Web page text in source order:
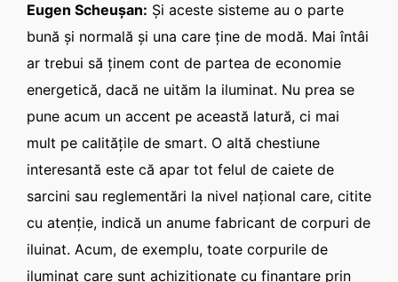
Eugen Scheuşan: Şi aceste sisteme au o parte
bună şi normală şi una care ţine de modă. Mai întâi
ar trebui să ţinem cont de partea de economie
energetică, dacă ne uităm la iluminat. Nu prea se
pune acum un accent pe această latură, ci mai
mult pe calităţile de smart. O altă chestiune
interesantă este că apar tot felul de caiete de
sarcini sau reglementări la nivel naţional care, citite
cu atenţie, indică un anume fabricant de corpuri de
iluinat. Acum, de exemplu, toate corpurile de
iluminat care sunt achiziţionate cu finanţare prin